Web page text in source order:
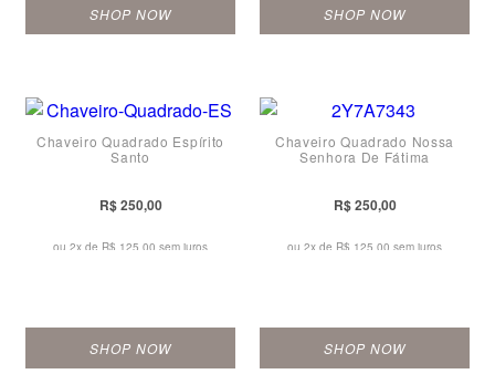
SHOP NOW SHOP NOW
Chaveiro Quadrado Espírito
Santo
R$ 250,00
ou 2x de R$ 125,00 sem juros
SHOP NOW
Chaveiro Quadrado Nossa
Senhora De Fátima
R$ 250,00
ou 2x de R$ 125,00 sem juros
SHOP NOW